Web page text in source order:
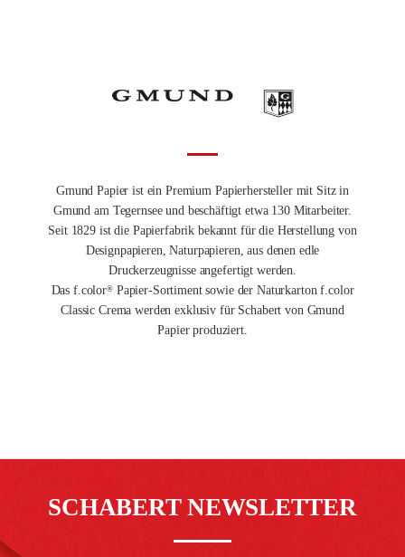
Gmund Papier ist ein Premium Papierhersteller mit Sitz in
Gmund am Tegernsee und beschäftigt etwa 130 Mitarbeiter.
Seit 1829 ist die Papierfabrik bekannt für die Herstellung von
Designpapieren, Naturpapieren, aus denen edle
Druckerzeugnisse angefertigt werden.
Das f.color®Papier-Sortiment sowie der Naturkarton f.color
Classic Crema werden exklusiv für Schabert von Gmund
Papier produziert.
SCHABERT NEWSLETTER